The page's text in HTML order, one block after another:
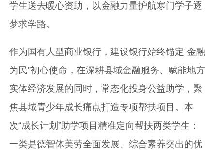
学生送去暖心资助，以金融力量护航寒门学子逐
梦求学路。
作为国有大型商业银行，建设银行始终锚定“金融
为民”初心使命，在深耕县域金融服务、赋能地方
实体经济发展的同时，常态化投身公益助学，聚
焦县域青少年成长痛点打造专项帮扶项目。本
次“成长计划”助学项目精准定向帮扶两类学生：
一类是德智体美劳全面发展、综合素养突出的优